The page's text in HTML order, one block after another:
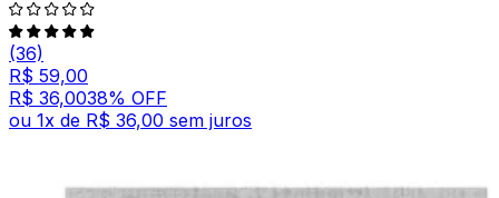
(36)
R$ 59,00
R$ 36,0038% OFF
ou 1x de R$ 36,00 sem juros